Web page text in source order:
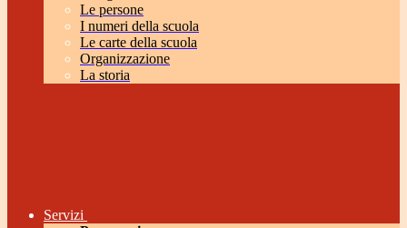
Le persone
I numeri della scuola
Le carte della scuola
Organizzazione
La storia
Servizi